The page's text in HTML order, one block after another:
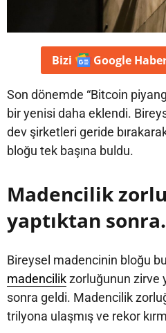
Bizi Google
Son dönemde “Bitcoin
bir yenisi daha eklendi.
dev şirketleri geride
bloğu tek başına buldu.
Madencilik
yaptıktan
Bireysel madencinin bloğu
madencilikzorluğunun zirve
sonra geldi. Madencilik
trilyona ulaşmış ve rekor